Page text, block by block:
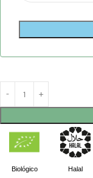
Biológico Halal